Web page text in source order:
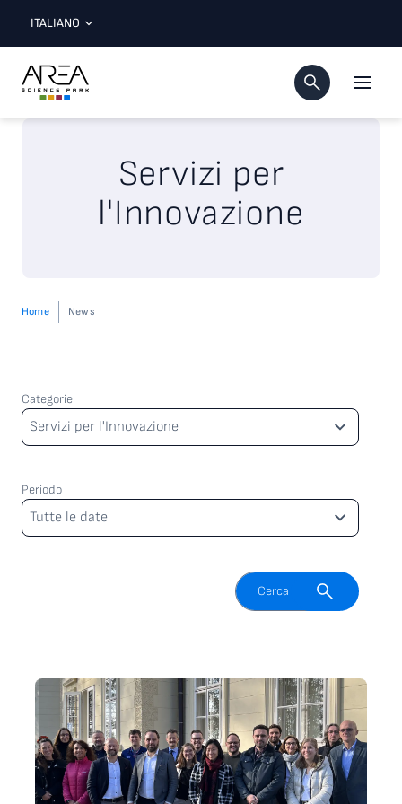
ITALIANO
Servizi per
l'Innovazione
Home News
Categorie
Categorie
Servizi per l'Innovazione
Periodo
Periodo
Tutte le date
Attiva il campo di ricerca